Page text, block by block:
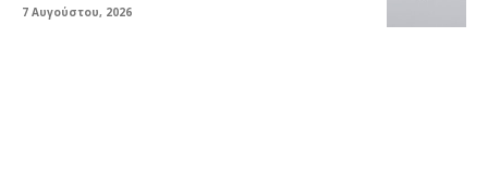
7 Αυγούστου, 2026